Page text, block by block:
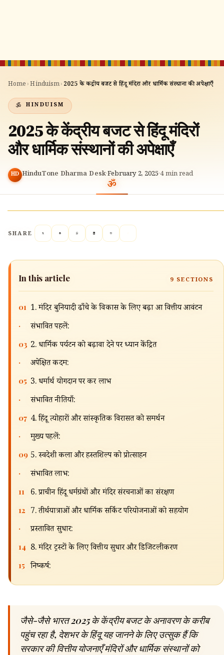
🔍
Home ›Hinduism› 2025 के केंद्रीय बजट से हिंदू मंदिरों और धार्मिक संस्थानों की अपेक्षाएँ
HINDUISM
2025 के केंद्रीय बजट से हिंदू मंदिरों
और धार्मिक संस्थानों की अपेक्षाएँ
HD HinduTone Dharma Desk·February 2, 2025·4min read
SHARE
In this article 9 SECTIONS
01 1. मंदिर बुनियादी ढाँचे के विकास के लिए बढ़ा हुआ वित्तीय आवंटन
· संभावित पहलें:
03 2. धार्मिक पर्यटन को बढ़ावा देने पर ध्यान केंद्रित
· अपेक्षित कदम:
05 3. धर्मार्थ योगदान पर कर लाभ
· संभावित नीतियाँ:
07 4. हिंदू त्योहारों और सांस्कृतिक विरासत को समर्थन
· मुख्य पहलें:
09 5. स्वदेशी कला और हस्तशिल्प को प्रोत्साहन
· संभावित लाभ:
11 6. प्राचीन हिंदू धर्मग्रंथों और मंदिर संरचनाओं का संरक्षण
12 7. तीर्थयात्राओं और धार्मिक सर्किट परियोजनाओं को सहयोग
· प्रस्तावित सुधार:
14 8. मंदिर ट्रस्टों के लिए वित्तीय सुधार और डिजिटलीकरण
15 निष्कर्ष:
जैसे-जैसे भारत 2025 के केंद्रीय बजट के अनावरण के करीब
पहुंच रहा है, देशभर के हिंदू यह जानने के लिए उत्सुक हैं कि
सरकार की वित्तीय योजनाएँ मंदिरों और धार्मिक संस्थानों को